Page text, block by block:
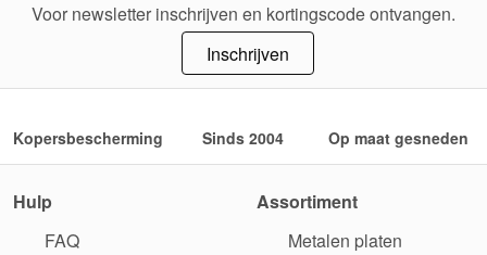
Voor newsletter inschrijven en kortingscode ontvangen.
Inschrijven
Kopersbescherming Sinds 2004 Op maat gesneden
Hulp
FAQ
Assortiment
Metalen platen